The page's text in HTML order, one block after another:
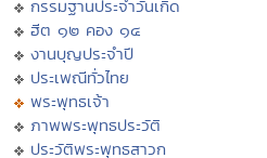
กรรมฐานประจำวันเกิด
ฮีต ๑๒ คอง ๑๔
งานบุญประจำปี
ประเพณีทั่วไทย
พระพุทธเจ้า
ภาพพระพุทธประวัติ
ประวัติพระพุทธสาวก